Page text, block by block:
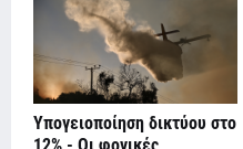
Υπογειοποίηση δικτύου στο